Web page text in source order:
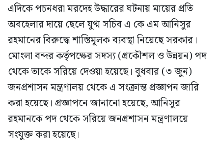
এদিকে পচনধরা মরদেহ উদ্ধারের ঘটনায় মায়ের প্রতি
অবহেলার দায়ে ছেলে যুগ্ম সচিব এ কে এম আনিসুর
রহমানের বিরুদ্ধে শাস্তিমূলক ব্যবস্থা নিয়েছে সরকার।
মোংলা বন্দর কর্তৃপক্ষের সদস্য (প্রকৌশল ও উন্নয়ন) পদ
থেকে তাকে সরিয়ে দেওয়া হয়েছে। বুধবার (৩ জুন)
জনপ্রশাসন মন্ত্রণালয় থেকে এ সংক্রান্ত প্রজ্ঞাপন জারি
করা হয়েছে। প্রজ্ঞাপনে জানানো হয়েছে, আনিসুর
রহমানকে পদ থেকে সরিয়ে জনপ্রশাসন মন্ত্রণালয়ে
সংযুক্ত করা হয়েছে।